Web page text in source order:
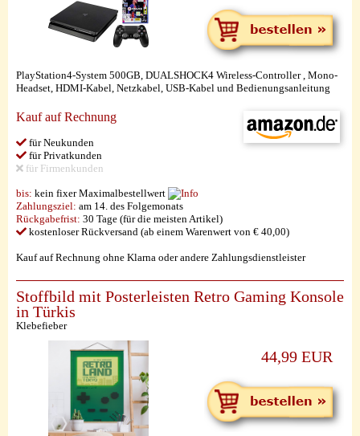
PlayStation4-System 500GB, DUALSHOCK4 Wireless-Controller , Mono-
Headset, HDMI-Kabel, Netzkabel, USB-Kabel und Bedienungsanleitung
Kauf auf Rechnung
für Neukunden
für Privatkunden
für Firmenkunden
bis: kein fixer Maximalbestellwert
Zahlungsziel: am 14. des Folgemonats
Rückgabefrist: 30 Tage (für die meisten Artikel)
kostenloser Rückversand (ab einem Warenwert von € 40,00)
Kauf auf Rechnung ohne Klarna oder andere Zahlungsdienstleister
Stoffbild mit Posterleisten Retro Gaming Konsole
in Türkis
Klebefieber
44,99 EUR